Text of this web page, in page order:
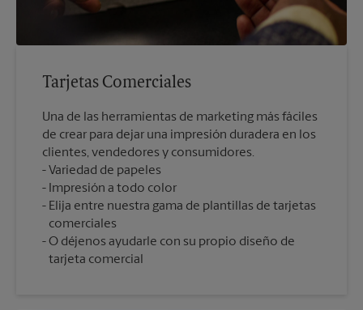
Tarjetas Comerciales
Una de las herramientas de marketing más fáciles
de crear para dejar una impresión duradera en los
clientes, vendedores y consumidores.
Variedad de papeles
Impresión a todo color
Elija entre nuestra gama de plantillas de tarjetas
comerciales
O déjenos ayudarle con su propio diseño de
tarjeta comercial